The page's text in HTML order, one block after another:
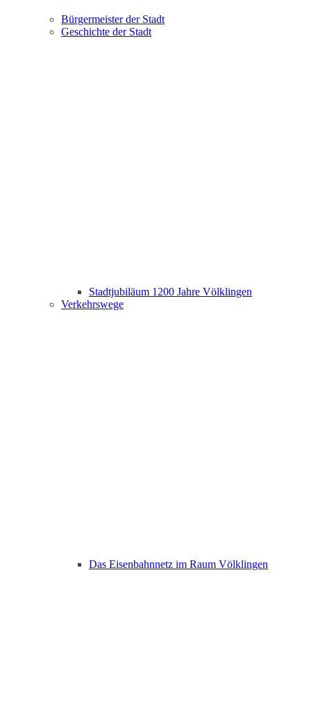
Bürgermeister der Stadt
Geschichte der Stadt
Stadtjubiläum 1200 Jahre Völklingen
Verkehrswege
Das Eisenbahnnetz im Raum Völklingen